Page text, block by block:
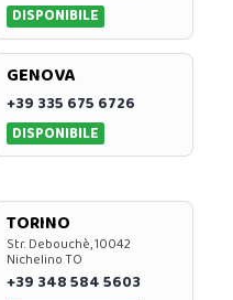
DISPONIBILE
GENOVA
+39 335 675 6726
DISPONIBILE
TORINO
Str. Debouchè, 10042
Nichelino TO
+39 348 584 5603